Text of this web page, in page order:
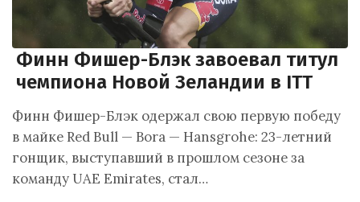
Финн Фишер-Блэк завоевал титул
чемпиона Новой Зеландии в ITT
Финн Фишер-Блэк одержал свою первую победу
в майке Red Bull — Bora — Hansgrohe: 23-летний
гонщик, выступавший в прошлом сезоне за
команду UAE Emirates, стал…